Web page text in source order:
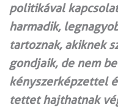
politikával
harmadik,
tartoznak, akiknek
gondjaik, de nem
kényszerképzettel
tettet hajthatnak